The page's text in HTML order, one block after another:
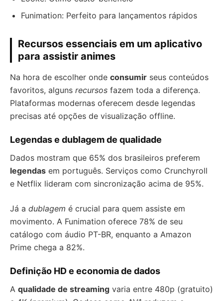
Funimation: Perfeito para lançamentos rápidos
Recursos essenciais em um aplicativo
para assistir animes
Na hora de escolher onde consumir seus conteúdos
favoritos, alguns recursos fazem toda a diferença.
Plataformas modernas oferecem desde legendas
precisas até opções de visualização offline.
Legendas e dublagem de qualidade
Dados mostram que 65% dos brasileiros preferem
legendas em português. Serviços como Crunchyroll
e Netflix lideram com sincronização acima de 95%.
Já a dublagem é crucial para quem assiste em
movimento. A Funimation oferece 78% de seu
catálogo com áudio PT-BR, enquanto a Amazon
Prime chega a 82%.
Definição HD e economia de dados
A qualidade de streaming varia entre 480p (gratuito)